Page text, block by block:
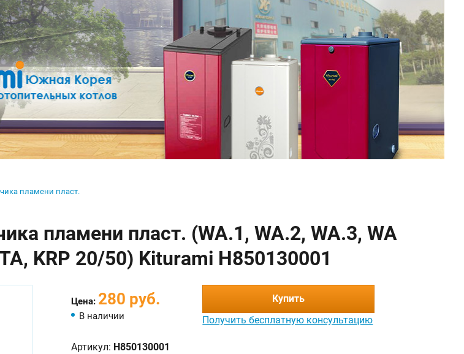
пламени пласт.
пламени пласт. (WA.1, WA.2, WA.3, WA
KRP 20/50) Kiturami H850130001
Цена: 280 руб.
В наличии
Купить
Получить бесплатную консультацию
Артикул: H850130001